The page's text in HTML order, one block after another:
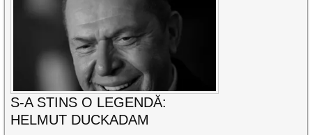
S-A STINS O LEGENDĂ:
HELMUT DUCKADAM